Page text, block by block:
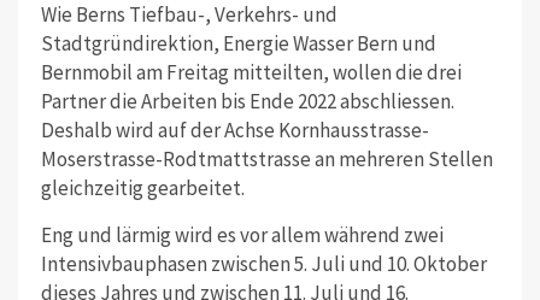
Wie Berns Tiefbau-, Verkehrs- und
Stadtgründirektion, Energie Wasser Bern und
Bernmobil am Freitag mitteilten, wollen die drei
Partner die Arbeiten bis Ende 2022 abschliessen.
Deshalb wird auf der Achse Kornhausstrasse-
Moserstrasse-Rodtmattstrasse an mehreren Stellen
gleichzeitig gearbeitet.
Eng und lärmig wird es vor allem während zwei
Intensivbauphasen zwischen 5. Juli und 10. Oktober
dieses Jahres und zwischen 11. Juli und 16.